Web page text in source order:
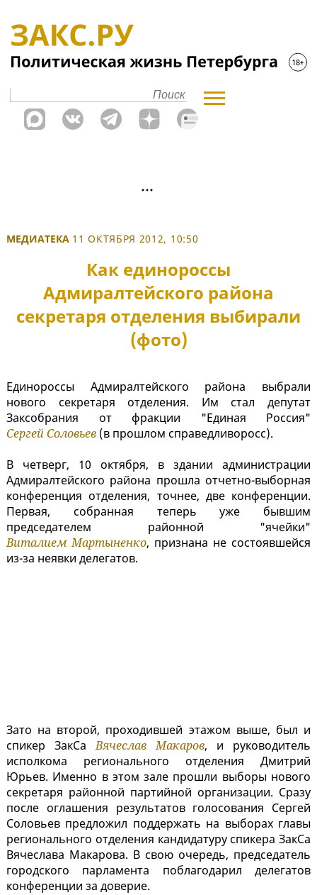
МЕДИАТЕКА 11 ОКТЯБРЯ 2012, 10:50
Как единороссы
Адмиралтейского района
секретаря отделения выбирали
(фото)
Единороссы Адмиралтейского района выбрали
нового секретаря отделения. Им стал депутат
Заксобрания от фракции "Единая Россия"
Сергей Соловьев (в прошлом справедливоросс).
В четверг, 10 октября, в здании администрации
Адмиралтейского района прошла отчетно-выборная
конференция отделения, точнее, две конференции.
Первая, собранная теперь уже бывшим
председателем районной "ячейки"
Виталием Мартыненко, признана не состоявшейся
из-за неявки делегатов.
Зато на второй, проходившей этажом выше, был и
спикер ЗакСаВячеслав Макаров, и руководитель
исполкома регионального отделения Дмитрий
Юрьев. Именно в этом зале прошли выборы нового
секретаря районной партийной организации. Сразу
после оглашения результатов голосования Сергей
Соловьев предложил поддержать на выборах главы
регионального отделения кандидатуру спикера ЗакСа
Вячеслава Макарова. В свою очередь, председатель
городского парламента поблагодарил делегатов
конференции за доверие.